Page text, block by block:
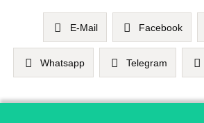
E-Mail Facebook
Whatsapp Telegram